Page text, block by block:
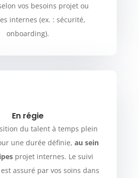
vos besoins projet ou
internes (ex. : sécurité,
onboarding).
En régie
du talent à temps plein
une durée définie, au sein
projet internes. Le suivi
assuré par vos soins dans